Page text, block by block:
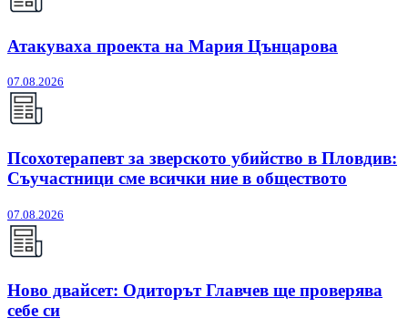
Атакуваха проекта на Мария Цънцарова
07.08.2026
Псохотерапевт за зверското убийство в Пловдив:
Съучастници сме всички ние в обществото
07.08.2026
Ново двайсет: Одиторът Главчев ще проверява
себе си